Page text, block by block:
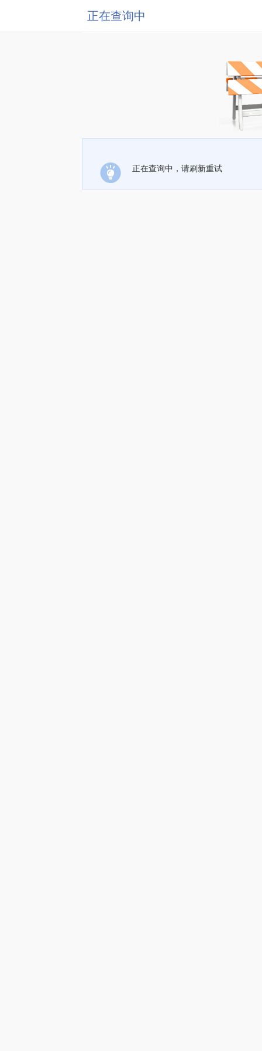
正在查询中
正在查询中，请刷新重试